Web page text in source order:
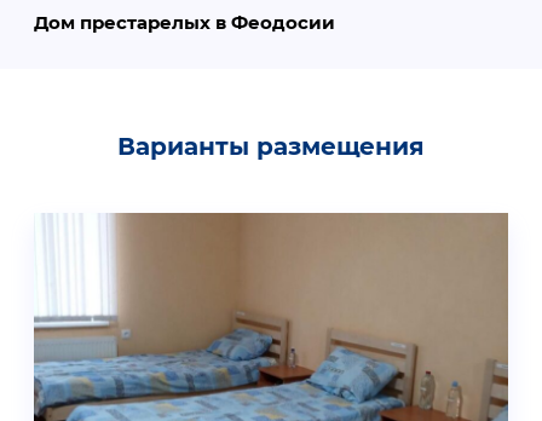
Дом престарелых в Феодосии
Варианты размещения